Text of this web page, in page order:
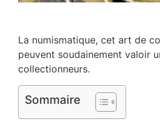
La numismatique, cet art de
peuvent soudainement valoir
collectionneurs.
Sommaire